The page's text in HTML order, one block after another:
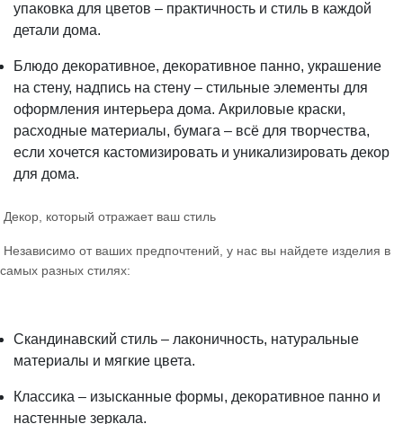
упаковка для цветов – практичность и стиль в каждой
детали дома.
Блюдо декоративное, декоративное панно, украшение
на стену, надпись на стену – стильные элементы для
оформления интерьера дома. Акриловые краски,
расходные материалы, бумага – всё для творчества,
если хочется кастомизировать и уникализировать декор
для дома.
Декор, который отражает ваш стиль
Независимо от ваших предпочтений, у нас вы найдете изделия в
самых разных стилях:
Скандинавский стиль – лаконичность, натуральные
материалы и мягкие цвета.
Классика – изысканные формы, декоративное панно и
настенные зеркала.